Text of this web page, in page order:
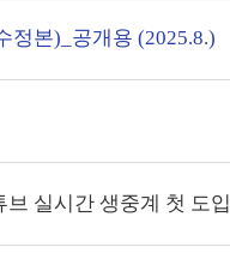
정본)_공개용 (2025.8.)
실시간 생중계 첫 도입